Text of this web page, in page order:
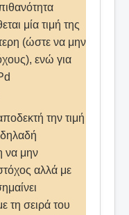
μία τιμή της
(ώστε να μην
ενώ για
την τιμή
να μην
αλλά με
τη σειρά του